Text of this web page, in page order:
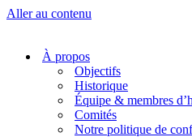
Aller au contenu
À propos
Objectifs
Historique
Équipe & membres
Comités
Notre politique de